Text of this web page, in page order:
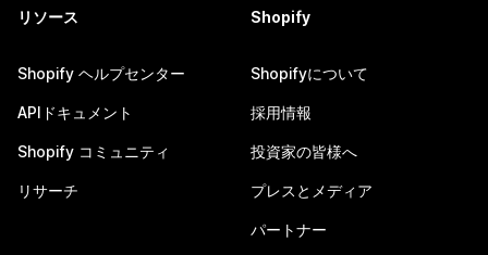
リソース
Shopify ヘルプセンター
APIドキュメント
Shopify コミュニティ
リサーチ
Shopify
Shopifyについて
採用情報
投資家の皆様へ
プレスとメディア
パートナー